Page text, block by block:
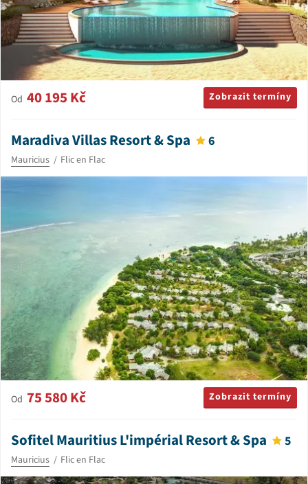
Od 40 195 Kč Zobrazit termíny
Maradiva Villas Resort & Spa 6
Mauricius Flic en Flac
Od 75 580 Kč Zobrazit termíny
Sofitel Mauritius L'impérial Resort & Spa 5
Mauricius Flic en Flac